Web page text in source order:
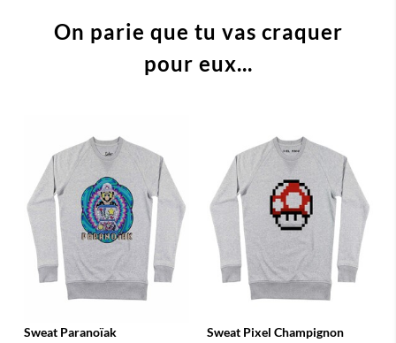
On parie que tu vas craquer
pour eux...
Sweat Paranoïak Sweat Pixel Champignon